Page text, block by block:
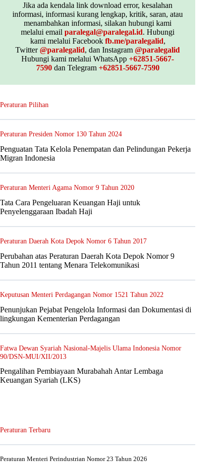
Jika ada kendala link download error, kesalahan
informasi, informasi kurang lengkap, kritik, saran, atau
menambahkan informasi, silakan hubungi kami
melalui emailparalegal@paralegal.id. Hubungi
kami melalui Facebook fb.me/paralegalid,
Twitter@paralegalid, dan Instagram@paralegalid
Hubungi kami melalui WhatsApp+62851-5667-
7590dan Telegram +62851-5667-7590
Peraturan Pilihan
Peraturan Presiden Nomor 130 Tahun 2024
Penguatan Tata Kelola Penempatan dan Pelindungan Pekerja
Migran Indonesia
Peraturan Menteri Agama Nomor 9 Tahun 2020
Tata Cara Pengeluaran Keuangan Haji untuk
Penyelenggaraan Ibadah Haji
Peraturan Daerah Kota Depok Nomor 6 Tahun 2017
Perubahan atas Peraturan Daerah Kota Depok Nomor 9
Tahun 2011 tentang Menara Telekomunikasi
Keputusan Menteri Perdagangan Nomor 1521 Tahun 2022
Penunjukan Pejabat Pengelola Informasi dan Dokumentasi di
lingkungan Kementerian Perdagangan
Fatwa Dewan Syariah Nasional-Majelis Ulama Indonesia Nomor
90/DSN-MUI/XII/2013
Pengalihan Pembiayaan Murabahah Antar Lembaga
Keuangan Syariah (LKS)
Peraturan Terbaru
Peraturan Menteri Perindustrian Nomor 23 Tahun 2026